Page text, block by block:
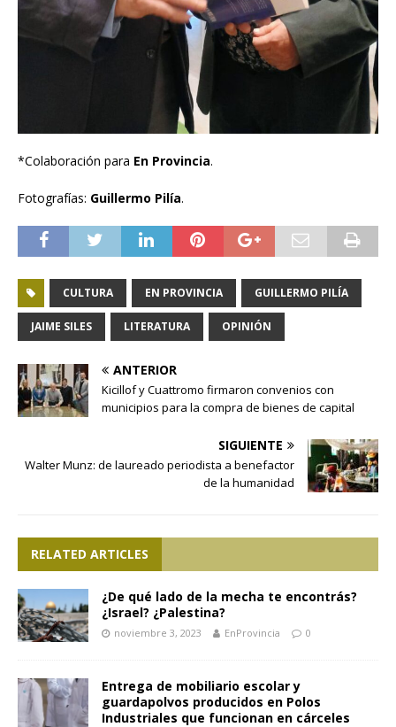
*Colaboración para En Provincia.
Fotografías: Guillermo Pilía.
CULTURA EN PROVINCIA GUILLERMO PILÍA
JAIME SILES LITERATURA OPINIÓN
ANTERIOR
Kicillof y Cuattromo firmaron convenios con
municipios para la compra de bienes de capital
SIGUIENTE
Walter Munz: de laureado periodista a benefactor
de la humanidad
RELATED ARTICLES
¿De qué lado de la mecha te encontrás?
¿Israel? ¿Palestina?
noviembre 3, 2023 EnProvincia 0
Entrega de mobiliario escolar y
guardapolvos producidos en Polos
Industriales que funcionan en cárceles